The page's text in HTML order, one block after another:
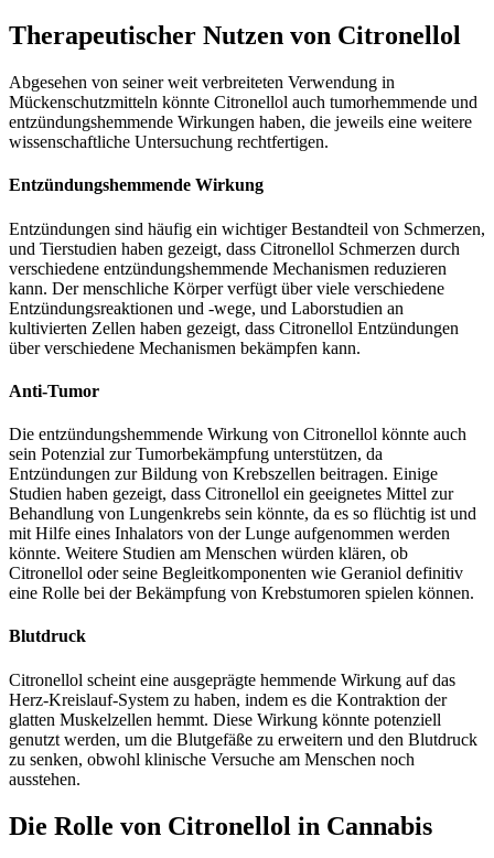
Therapeutischer Nutzen von Citronellol
Abgesehen von seiner weit verbreiteten Verwendung in
Mückenschutzmitteln könnte Citronellol auch tumorhemmende und
entzündungshemmende Wirkungen haben, die jeweils eine weitere
wissenschaftliche Untersuchung rechtfertigen.
Entzündungshemmende Wirkung
Entzündungen sind häufig ein wichtiger Bestandteil von Schmerzen,
und Tierstudien haben gezeigt, dass Citronellol Schmerzen durch
verschiedene entzündungshemmende Mechanismen reduzieren
kann. Der menschliche Körper verfügt über viele verschiedene
Entzündungsreaktionen und -wege, und Laborstudien an
kultivierten Zellen haben gezeigt, dass Citronellol Entzündungen
über verschiedene Mechanismen bekämpfen kann.
Anti-Tumor
Die entzündungshemmende Wirkung von Citronellol könnte auch
sein Potenzial zur Tumorbekämpfung unterstützen, da
Entzündungen zur Bildung von Krebszellen beitragen. Einige
Studien haben gezeigt, dass Citronellol ein geeignetes Mittel zur
Behandlung von Lungenkrebs sein könnte, da es so flüchtig ist und
mit Hilfe eines Inhalators von der Lunge aufgenommen werden
könnte. Weitere Studien am Menschen würden klären, ob
Citronellol oder seine Begleitkomponenten wie Geraniol definitiv
eine Rolle bei der Bekämpfung von Krebstumoren spielen können.
Blutdruck
Citronellol scheint eine ausgeprägte hemmende Wirkung auf das
Herz-Kreislauf-System zu haben, indem es die Kontraktion der
glatten Muskelzellen hemmt. Diese Wirkung könnte potenziell
genutzt werden, um die Blutgefäße zu erweitern und den Blutdruck
zu senken, obwohl klinische Versuche am Menschen noch
ausstehen.
Die Rolle von Citronellol in Cannabis